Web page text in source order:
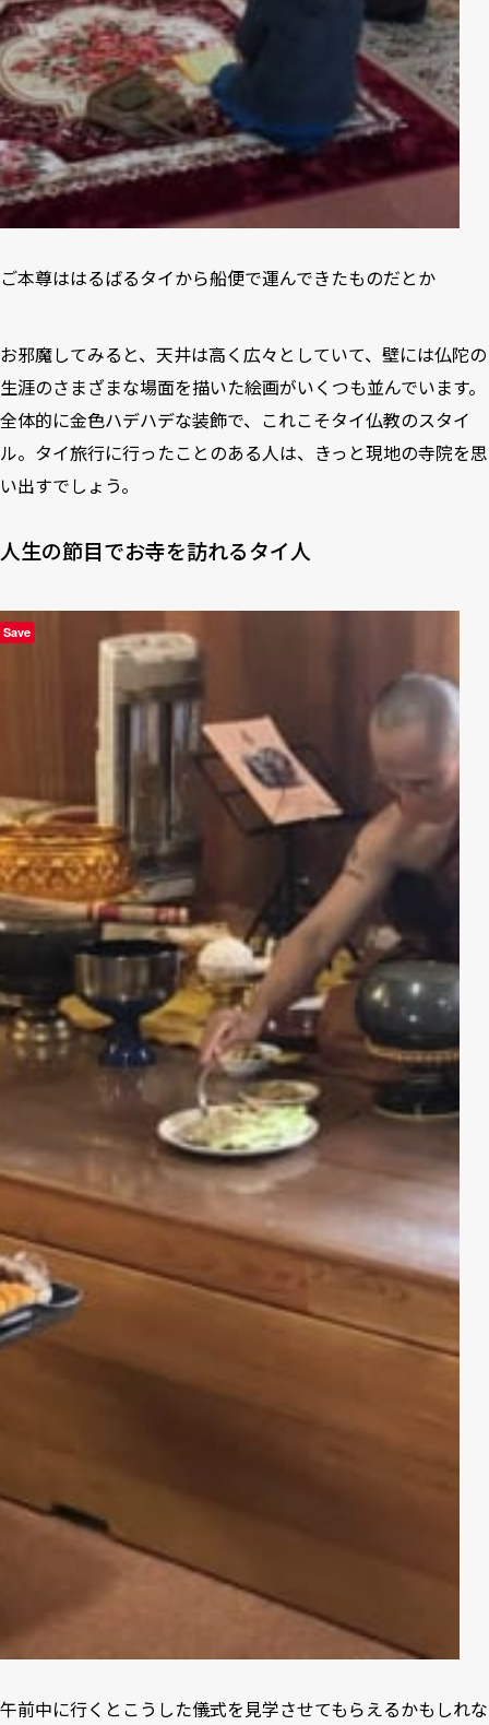
ご本尊ははるばるタイから船便で運んできたものだとか
お邪魔してみると、天井は高く広々としていて、壁には仏陀の
生涯のさまざまな場面を描いた絵画がいくつも並んでいます。
全体的に金色ハデハデな装飾で、これこそタイ仏教のスタイ
ル。タイ旅行に行ったことのある人は、きっと現地の寺院を思
い出すでしょう。
人生の節目でお寺を訪れるタイ人
午前中に行くとこうした儀式を見学させてもらえるかもしれな
Save